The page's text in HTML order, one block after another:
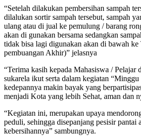
“Setelah dilakukan pembersihan sampah
dilalukan sortir sampah tersebut, sampah
ulang atau di jual ke pemulung / barang
akan di gunakan bersama sedangkan
tidak bisa lagi digunakan akan di bawah ke
pembuangan Akhir)” jelasnya
“Terima kasih kepada Mahasiswa / Pelajar
sukarela ikut serta dalam kegiatan
kedepannya makin bayak yang
menjadi Kota yang lebih Sehat, aman dan
“Kegiatan ini, merupakan upaya
peduli, sehingga disepanjang pesisir pantai
kebersihannya” sambungnya.